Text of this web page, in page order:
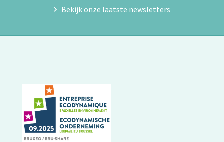
Bekijk onze laatste newsletters